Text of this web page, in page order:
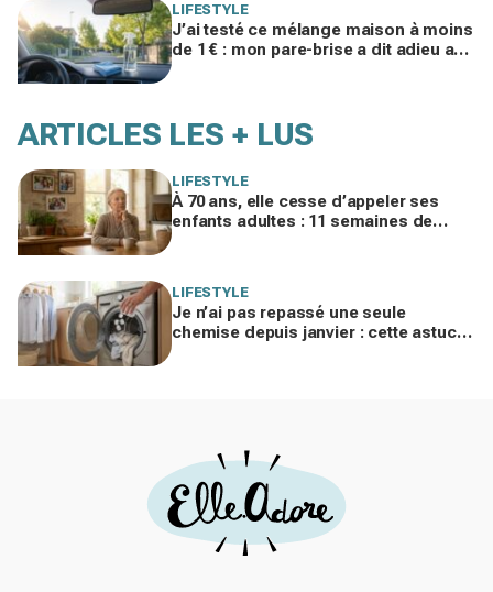
LIFESTYLE
J’ai testé ce mélange maison à moins
de 1 € : mon pare-brise a dit adieu aux
ARTICLES LES + LUS
LIFESTYLE
À 70 ans, elle cesse d’appeler ses
enfants adultes : 11 semaines de
LIFESTYLE
Je n’ai pas repassé une seule
chemise depuis janvier : cette astuce